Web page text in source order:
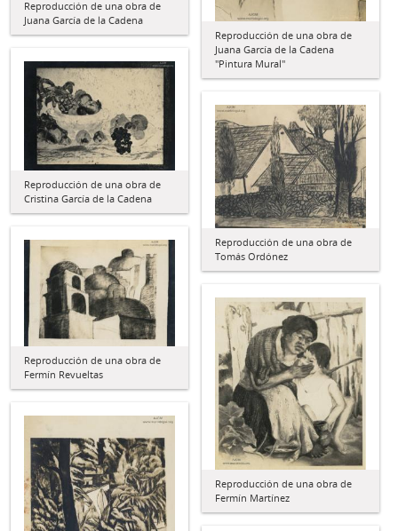
Reproducción de una obra de
Juana García de la Cadena
"Pintura Mural"
Reproducción de una obra de
Juana García de la Cadena
Reproducción de una obra de
Cristina García de la Cadena
Reproducción de una obra de
Tomás Ordónez
Reproducción de una obra de
Fermín Revueltas
Reproducción de una obra de
Fermín Martínez